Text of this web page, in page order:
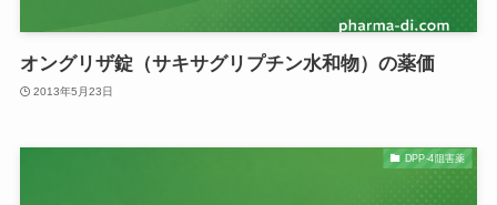
オングリザ錠（サキサグリプチン水和物）の薬価
2013年5月23日
DPP-4阻害薬